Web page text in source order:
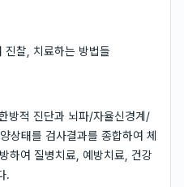
진찰, 치료하는 방법들
방적 진단과 뇌파/자율신경계/
상태를 검사결과를 종합하여 체
하여 질병치료, 예방치료, 건강
.